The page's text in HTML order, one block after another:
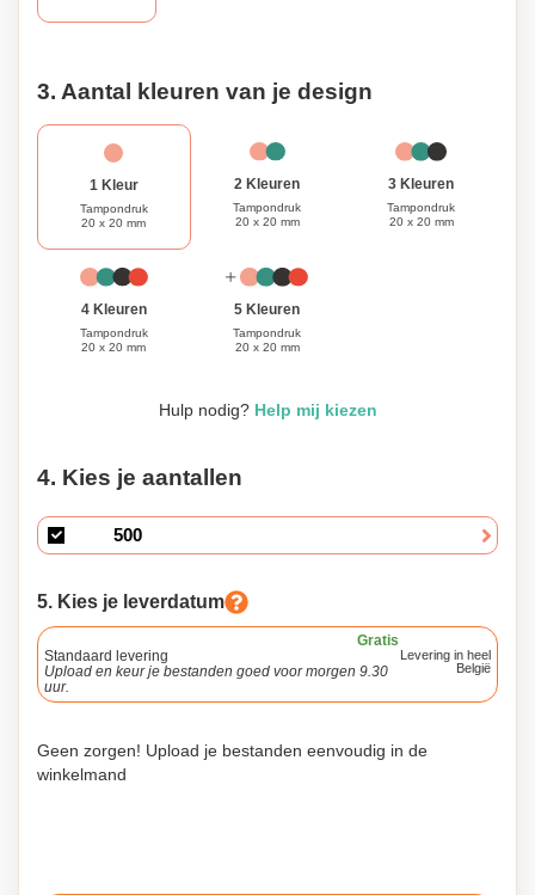
3. Aantal kleuren van je design
1 Kleur
Tampondruk
20 x 20 mm
2 Kleuren
Tampondruk
20 x 20 mm
3 Kleuren
Tampondruk
20 x 20 mm
4 Kleuren
Tampondruk
20 x 20 mm
5 Kleuren
Tampondruk
20 x 20 mm
Hulp nodig? Help mij kiezen
4. Kies je aantallen
5. Kies je leverdatum
Gratis
Standaard levering
Upload en keur je bestanden goed voor morgen 9.30
uur.
Levering in heel
België
Geen zorgen! Upload je bestanden eenvoudig in de
winkelmand